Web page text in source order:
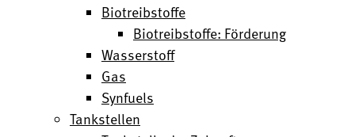
Biotreibstoffe
Biotreibstoffe: Förderung
Wasserstoff
Gas
Synfuels
Tankstellen